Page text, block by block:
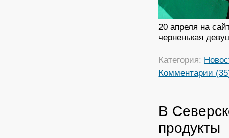
20 апреля на
черненькая
Категория:
Комментарии
В
продукты